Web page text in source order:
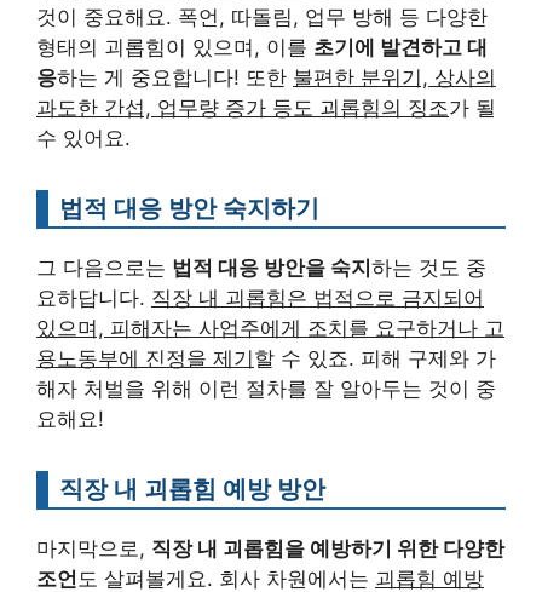
것이 중요해요. 폭언, 따돌림, 업무 방해 등 다양한
형태의 괴롭힘이 있으며, 이를 초기에 발견하고 대
응하는 게 중요합니다! 또한 불편한 분위기, 상사의
과도한 간섭, 업무량 증가 등도 괴롭힘의 징조가 될
수 있어요.
법적 대응 방안 숙지하기
그 다음으로는 법적 대응 방안을 숙지하는 것도 중
요하답니다. 직장 내 괴롭힘은 법적으로 금지되어
있으며, 피해자는 사업주에게 조치를 요구하거나 고
용노동부에 진정을 제기할 수 있죠. 피해 구제와 가
해자 처벌을 위해 이런 절차를 잘 알아두는 것이 중
요해요!
직장 내 괴롭힘 예방 방안
마지막으로, 직장 내 괴롭힘을 예방하기 위한 다양한
조언 도 살펴볼게요. 회사 차원에서는 괴롭힘 예방